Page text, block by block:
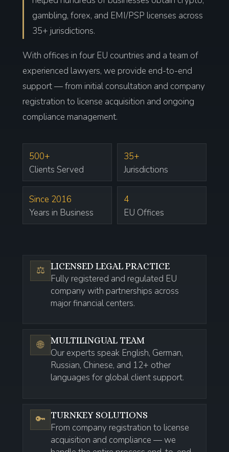
gambling, forex, and EMI/PSP licenses across
35+ jurisdictions.
With offices in four EU countries and a team of
experienced lawyers, we provide end-to-end
support — from initial consultation and company
registration to license acquisition and ongoing
compliance management.
500+
Clients Served
35+
Jurisdictions
Since 2016
Years in Business
4
EU Offices
⚖️ LICENSED LEGAL PRACTICE
Fully registered and regulated EU
company with partnerships across
major financial centers.
🌐 MULTILINGUAL TEAM
Our experts speak English, German,
Russian, Chinese, and 12+ other
languages for global client support.
🔑 TURNKEY SOLUTIONS
From company registration to license
acquisition and compliance — we